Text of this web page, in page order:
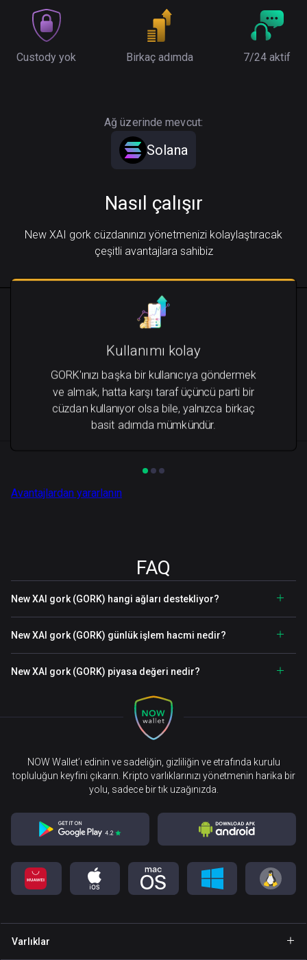
Custody yok Birkaç adımda 7/24 aktif
Ağ üzerinde mevcut:
Solana
Nasıl çalışır
New XAI gork cüzdanınızı yönetmenizi kolaylaştıracak
çeşitli avantajlara sahibiz
Kullanımı kolay
GORK'ınızı başka bir kullanıcıya göndermek
ve almak, hatta karşı taraf üçüncü parti bir
cüzdan kullanıyor olsa bile, yalnızca birkaç
basit adımda mümkündür.
Avantajlardan yararlanın
FAQ
New XAI gork (GORK) hangi ağları destekliyor?
New XAI gork (GORK) günlük işlem hacmi nedir?
New XAI gork (GORK) piyasa değeri nedir?
NOW Wallet’ı edinin ve sadeliğin, gizliliğin ve etrafında kurulu
topluluğun keyfini çıkarın. Kripto varlıklarınızı yönetmenin harika bir
yolu, sadece bir tık uzağınızda.
Varlıklar